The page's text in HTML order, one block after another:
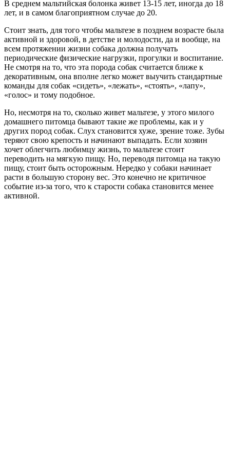
В среднем мальтийская болонка живет 13-15 лет, иногда до 18
лет, и в самом благоприятном случае до 20.
Стоит знать, для того чтобы мальтезе в позднем возрасте была
активной и здоровой, в детстве и молодости, да и вообще, на
всем протяжении жизни собака должна получать
периодические физические нагрузки, прогулки и воспитание.
Не смотря на то, что эта порода собак считается ближе к
декоративным, она вполне легко может выучить стандартные
команды для собак «сидеть», «лежать», «стоять», «лапу»,
«голос» и тому подобное.
Но, несмотря на то, сколько живет мальтезе, у этого милого
домашнего питомца бывают такие же проблемы, как и у
других пород собак. Слух становится хуже, зрение тоже. Зубы
теряют свою крепость и начинают выпадать. Если хозяин
хочет облегчить любимцу жизнь, то мальтезе стоит
переводить на мягкую пищу. Но, переводя питомца на такую
пищу, стоит быть осторожным. Нередко у собаки начинает
расти в большую сторону вес. Это конечно не критичное
событие из-за того, что к старости собака становится менее
активной.